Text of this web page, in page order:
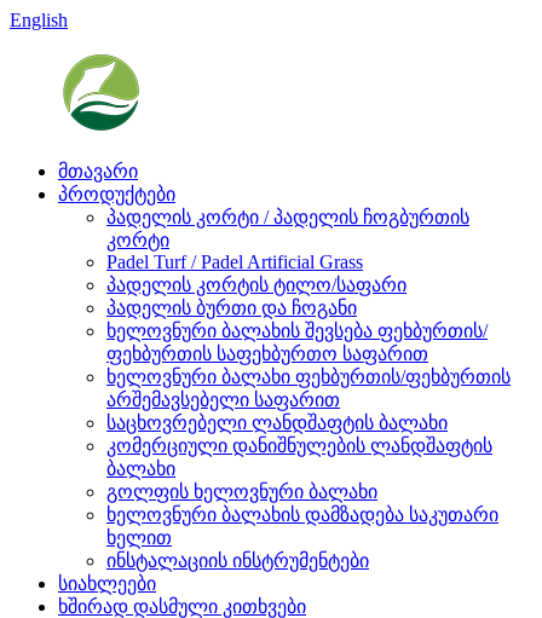
English
მთავარი
პროდუქტები
პადელის კორტი / პადელის ჩოგბურთის
კორტი
Padel Turf / Padel Artificial Grass
პადელის კორტის ტილო/საფარი
პადელის ბურთი და ჩოგანი
ხელოვნური ბალახის შევსება ფეხბურთის/
ფეხბურთის საფეხბურთო საფარით
ხელოვნური ბალახი ფეხბურთის/ფეხბურთის
არშემავსებელი საფარით
საცხოვრებელი ლანდშაფტის ბალახი
კომერციული დანიშნულების ლანდშაფტის
ბალახი
გოლფის ხელოვნური ბალახი
ხელოვნური ბალახის დამზადება საკუთარი
ხელით
ინსტალაციის ინსტრუმენტები
სიახლეები
ხშირად დასმული კითხვები